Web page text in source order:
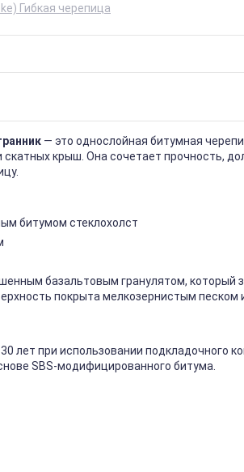
Гибкая черепица
— это однослойная битумная
крыш. Она сочетает прочность,
битумом стеклохолст
базальтовым гранулятом,
покрыта мелкозернистым песком
лет при использовании подкладочного
SBS-модифицированного битума.